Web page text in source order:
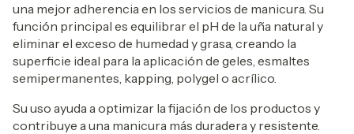
una mejor adherencia en los servicios de manicura. Su
función principal es equilibrar el pH de la uña natural y
eliminar el exceso de humedad y grasa, creando la
superficie ideal para la aplicación de geles, esmaltes
semipermanentes, kapping, polygel o acrílico.
Su uso ayuda a optimizar la fijación de los productos y
contribuye a una manicura más duradera y resistente.